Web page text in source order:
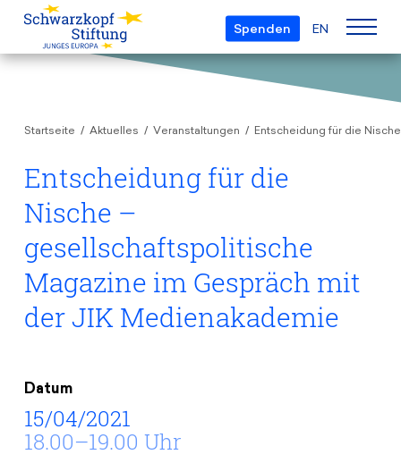
Spenden EN
Die Stiftung
Team
Gremien
Transparenz
Projekte
European Youth Parliament
Understanding Europe
Junge Islam Konferenz
Postmigrant Europe
Junge Sicherheitskonferenz Europas
Preise
Young European of the Year
Schwarzkopf-Europa-Preis
Inge-Deutschkron-Preis
Bildung & Reisen
Kursangebot
Reisestipendien
Europa Erleben
Bildungsreisen
News
Jobs
Spenden
Startseite Aktuelles Veranstaltungen Entscheidung für die
Entscheidung für die
Nische –
gesellschaftspolitische
Magazine im Gespräch mit
der JIK Medienakademie
Datum
15/04/2021
18.00–19.00 Uhr